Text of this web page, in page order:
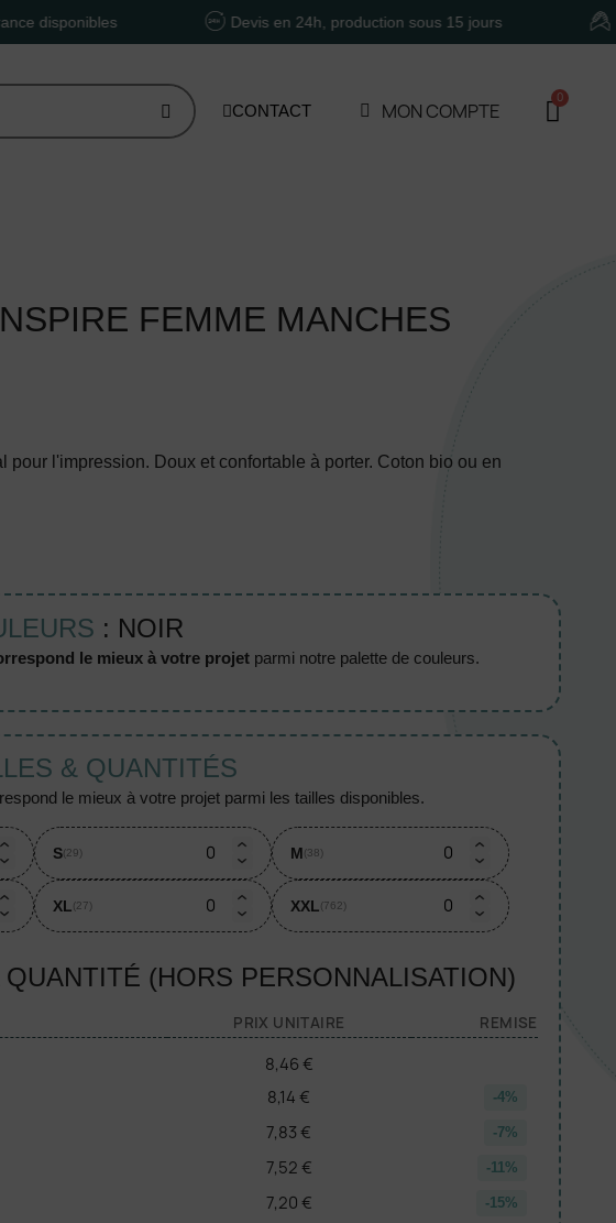
Devis en 24h, production sous 15 jours Un
CONTACT MON COMPTE
FEMME MANCHES
pour l'impression. Doux et confortable à porter. Coton bio ou en
: NOIR
le mieux à votre projetparmi notre palette de couleurs.
& QUANTITÉS
le mieux à votre projet parmi les tailles disponibles.
S(29) M(38)
XL(27) XXL(762)
(HORS PERSONNALISATION)
PRIX UNITAIRE REMISE
8,46 €
8,14 € -4%
7,83 € -7%
7,52 € -11%
7,20 € -15%